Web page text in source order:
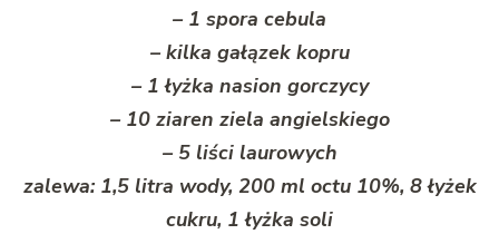
– 1 spora cebula
– kilka gałązek kopru
– 1 łyżka nasion gorczycy
– 10 ziaren ziela angielskiego
– 5 liści laurowych
zalewa: 1,5 litra wody, 200 ml octu 10%, 8 łyżek
cukru, 1 łyżka soli